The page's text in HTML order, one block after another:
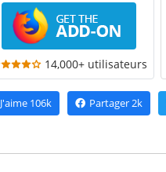
14,000+ utilisateurs
J'aime106k Partager2k